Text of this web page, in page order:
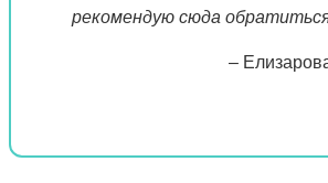
рекомендую сюда
–